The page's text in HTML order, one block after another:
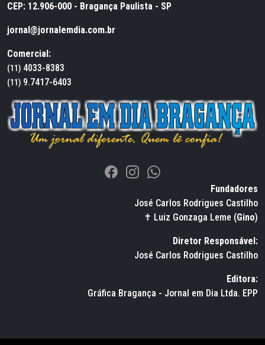
CEP: 12.906-000 - Bragança Paulista - SP
jornal@jornalemdia.com.br
Comercial:
(11) 4033-8383
(11) 9.7417-6403
Fundadores
José Carlos Rodrigues Castilho
✝ Luiz Gonzaga Leme (Gino)
Diretor Responsável:
José Carlos Rodrigues Castilho
Editora:
Gráfica Bragança - Jornal em Dia Ltda. EPP